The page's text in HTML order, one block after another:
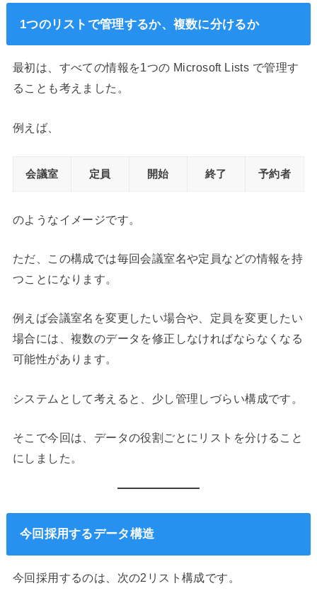
1つのリストで管理するか、複数に分けるか
最初は、すべての情報を1つの Microsoft Lists で管理す
ることも考えました。
例えば、
会議室 定員 開始 終了 予約者
のようなイメージです。
ただ、この構成では毎回会議室名や定員などの情報を持
つことになります。
例えば会議室名を変更したい場合や、定員を変更したい
場合には、複数のデータを修正しなければならなくなる
可能性があります。
システムとして考えると、少し管理しづらい構成です。
そこで今回は、データの役割ごとにリストを分けること
にしました。
今回採用するデータ構造
今回採用するのは、次の2リスト構成です。